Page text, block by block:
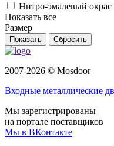
Нитро-эмалевый окрас
Показать все
Размер
Сбросить
2007-2026 © Mosdoor
Входные металлические
Мы зарегистрированы
на портале поставщиков
Мы в ВКонтакте